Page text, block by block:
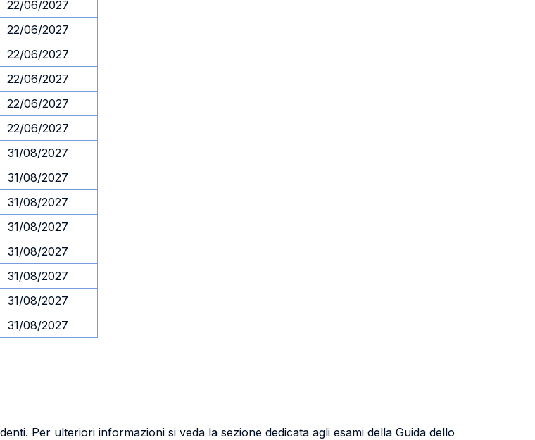
22/06/2027
22/06/2027
22/06/2027
22/06/2027
22/06/2027
22/06/2027
31/08/2027
31/08/2027
31/08/2027
31/08/2027
31/08/2027
31/08/2027
31/08/2027
31/08/2027
Per ulteriori informazioni si veda la sezione dedicata agli esami della Guida dello